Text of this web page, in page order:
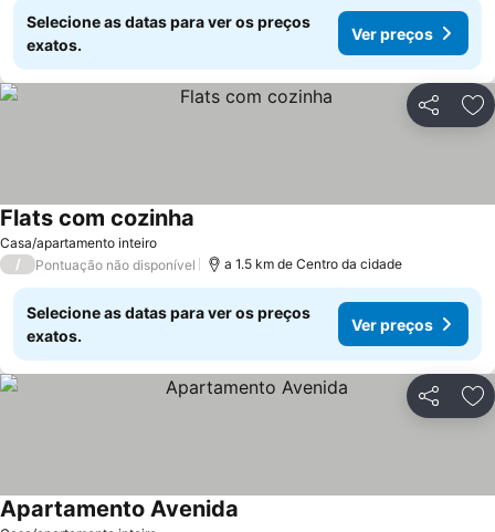
Selecione as datas para ver os preços
exatos.
Ver preços
Partilhar
Casa/apartamento inteiro
Flats com cozinha
/ Pontuação não disponível a 1.5 km de Centro da cidade
Selecione as datas para ver os preços
exatos.
Ver preços
Partilhar
Apartamento Avenida